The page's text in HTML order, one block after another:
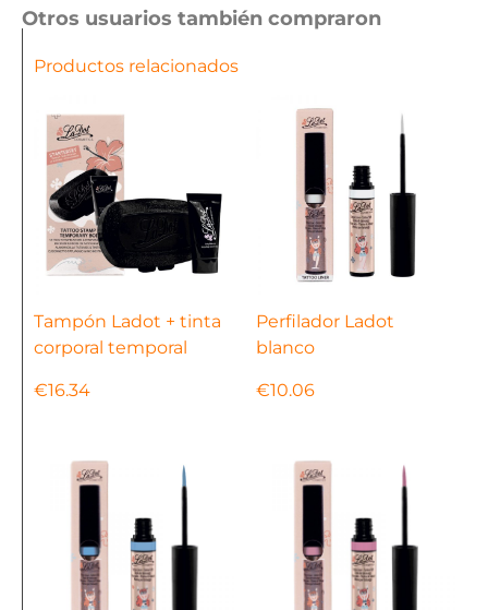
Otros usuarios también compraron
Productos relacionados
Tampón Ladot + tinta
corporal temporal
€16.34
Perfilador Ladot
blanco
€10.06